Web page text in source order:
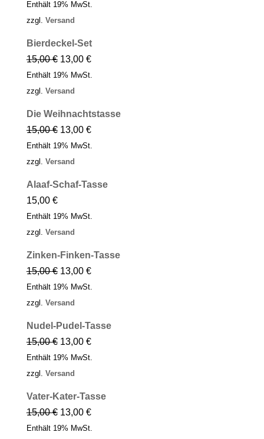
Enthält 19% MwSt.
zzgl. Versand
Bierdeckel-Set
15,00€ 13,00 €
Enthält 19% MwSt.
zzgl. Versand
Die Weih­nachts­tasse
15,00€ 13,00 €
Enthält 19% MwSt.
zzgl. Versand
Alaaf-Schaf-Tasse
15,00 €
Enthält 19% MwSt.
zzgl. Versand
Zinken-Finken-Tasse
15,00€ 13,00 €
Enthält 19% MwSt.
zzgl. Versand
Nudel-Pudel-Tasse
15,00€ 13,00 €
Enthält 19% MwSt.
zzgl. Versand
Vater-Kater-Tasse
15,00€ 13,00 €
Enthält 19% MwSt.